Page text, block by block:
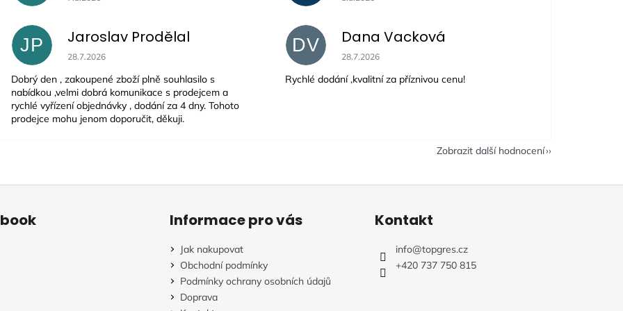
JP Jaroslav Prodělal
Hodnocení obchodu je 5 z 5 hvězdiček.
28.7.2026
Dobrý den , zakoupené zboží plně souhlasilo s
nabídkou ,velmi dobrá komunikace s prodejcem a
rychlé vyřízení objednávky , dodání za 4 dny. Tohoto
prodejce mohu jenom doporučit, děkuji.
DV Dana Vacková
Hodnocení obchodu je 5 z 5 hvězdiček.
28.7.2026
Rychlé dodání ,kvalitní za příznivou cenu!
Zobrazit další hodnocení
Informace pro vás
Jak nakupovat
Obchodní podmínky
Podmínky ochrany osobních údajů
Doprava
Kontakt
info@topgres.cz
+420 737 750 815